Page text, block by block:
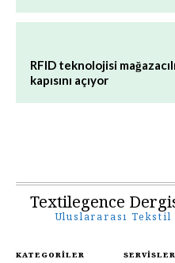
RFID teknolojisi
kapısını açıyor
Textilegence
Uluslararası
KATEGORILER SERVISLER